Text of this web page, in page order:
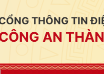
THÔNG TIN
AN